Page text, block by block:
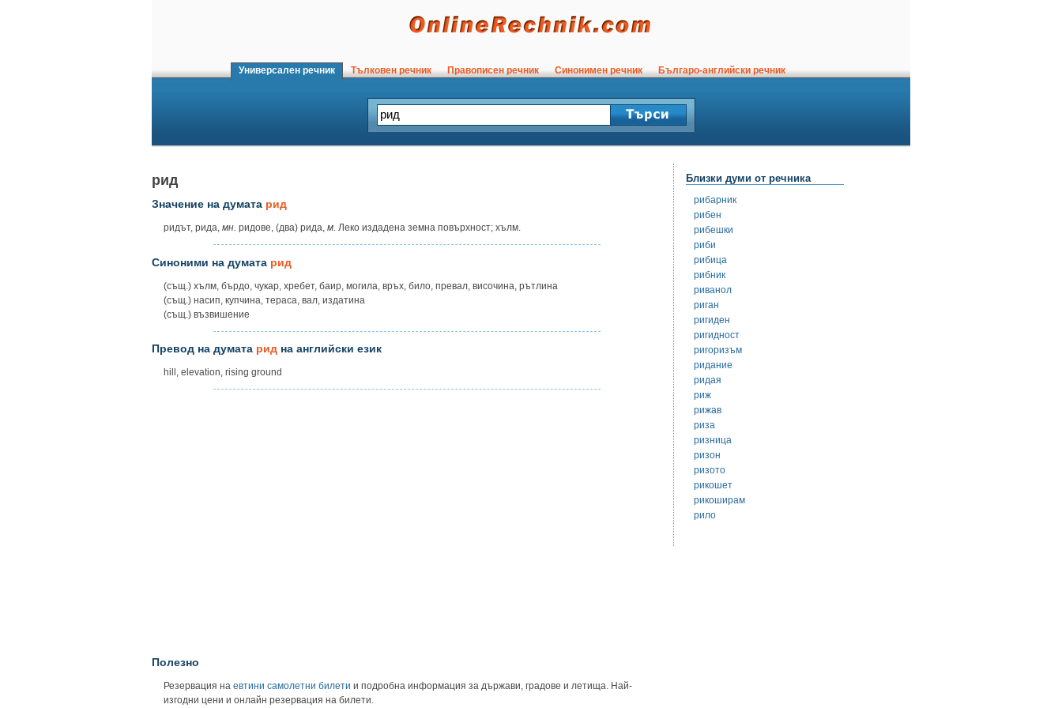
Универсален речник Тълковен речник Правописен речник Синонимен речник Българо-английски речник
рид
Значение на думата рид
ридът, рида, мн. ридове, (два) рида, м. Леко издадена земна повърхност; хълм.
Синоними на думата рид
(същ.) хълм, бърдо, чукар, хребет, баир, могила, връх, било, превал, височина, рътлина
(същ.) насип, купчина, тераса, вал, издатина
(същ.) възвишение
Превод на думата рид на английски език
hill, elevation, rising ground
Полезно
Резервация на евтини самолетни билети и подробна информация за държави, градове и летища. Най-
изгодни цени и онлайн резервация на билети.
Близки думи от речника
рибарник
рибен
рибешки
риби
рибица
рибник
риванол
риган
ригиден
ригидност
ригоризъм
ридание
ридая
риж
рижав
риза
ризница
ризон
ризото
рикошет
рикоширам
рило